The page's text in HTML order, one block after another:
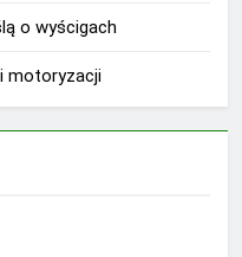
o wyścigach
motoryzacji